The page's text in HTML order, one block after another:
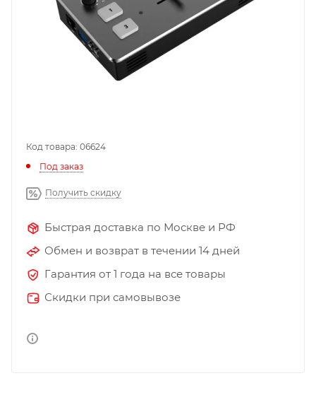
Код товара: 06624
Под заказ
Получить скидку
Быстрая доставка по Москве и РФ
Обмен и возврат в течении 14 дней
Гарантия от 1 года на все товары
Скидки при самовывозе